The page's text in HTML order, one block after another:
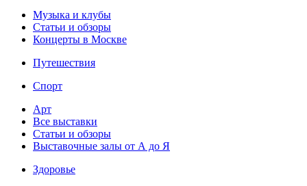
Музыка и клубы
Статьи и обзоры
Концерты в Москве
Путешествия
Спорт
Арт
Все выставки
Статьи и обзоры
Выставочные залы от А до Я
Здоровье